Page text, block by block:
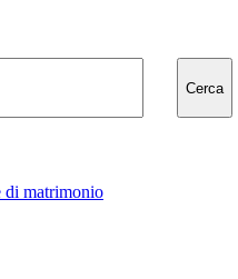
Cerca
di matrimonio